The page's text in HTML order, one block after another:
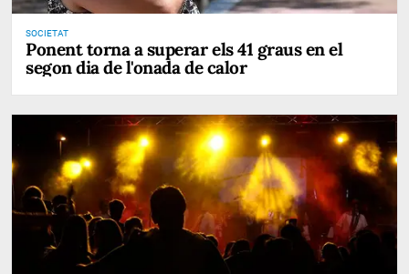
SOCIETAT
Ponent torna a superar els 41 graus en el
segon dia de l'onada de calor